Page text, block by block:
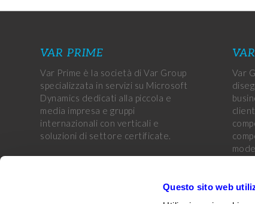
Questo sito web
VAR PRIME
Var Prime è la società di Var Group
specializzata in servizi su Microsoft
Dynamics dedicati alla piccola e
media impresa e gruppi
internazionali con verticali e
soluzioni di settore certificate.
Var